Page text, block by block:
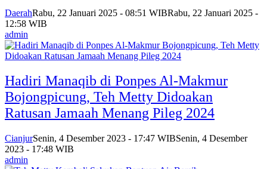
DaerahRabu, 22 Januari 2025 - 08:51 WIBRabu, 22 Januari 2025 -
12:58 WIB
admin
Hadiri Manaqib di Ponpes Al-Makmur
Bojongpicung, Teh Metty Didoakan
Ratusan Jamaah Menang Pileg 2024
CianjurSenin, 4 Desember 2023 - 17:47 WIBSenin, 4 Desember
2023 - 17:48 WIB
admin